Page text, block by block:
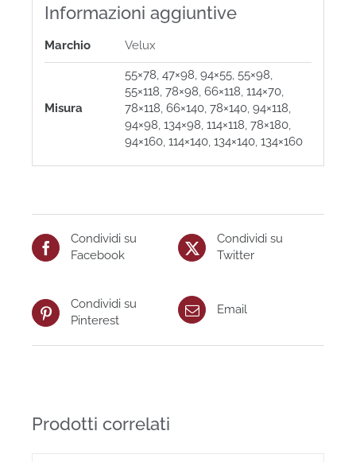
Informazioni aggiuntive
Marchio Velux
Misura
55×78 47×98 94×55, 55×98
55×118 78×98 66×118 114×70,
78×118 66×140, 78×140, 94×118
94×98 134×98 114×118 78×180,
94×160, 114×140, 134×140, 134×160
Condividi su
Facebook
Condividi su
Twitter
Condividi su
Pinterest
Email
Prodotti correlati